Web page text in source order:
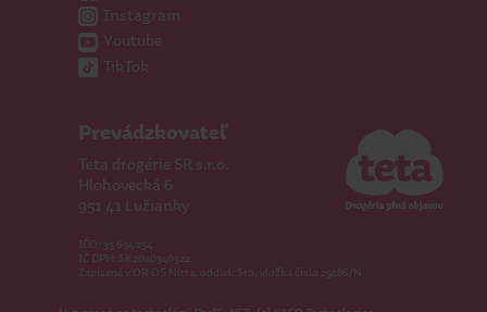
Instagram
Youtube
TikTok
Prevádzkovateľ
Teta drogérie SR s.r.o.
Hlohovecká 6
951 41 Lužianky
IČO: 35 694 254
IČ DPH: SK2020340322
Zapísené v OR OS Nitra, oddiel: Sro, vložka číslo 29286/N